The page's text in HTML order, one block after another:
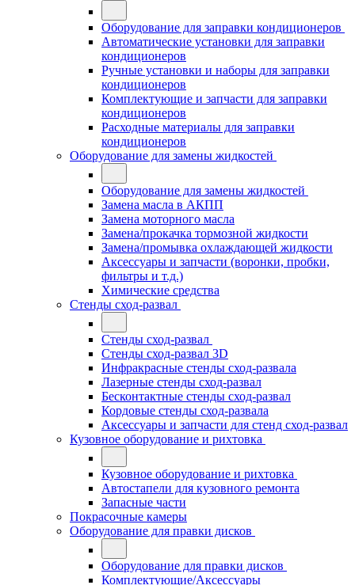
Оборудование для заправки кондиционеров
Автоматические установки для заправки
кондиционеров
Ручные установки и наборы для заправки
кондиционеров
Комплектующие и запчасти для заправки
кондиционеров
Расходные материалы для заправки
кондиционеров
Оборудование для замены жидкостей
Оборудование для замены жидкостей
Замена масла в АКПП
Замена моторного масла
Замена/прокачка тормозной жидкости
Замена/промывка охлаждающей жидкости
Аксессуары и запчасти (воронки, пробки,
фильтры и т.д.)
Химические средства
Стенды сход-развал
Стенды сход-развал
Стенды сход-развал 3D
Инфракрасные стенды сход-развала
Лазерные стенды сход-развал
Бесконтактные стенды сход-развал
Кордовые стенды сход-развала
Аксессуары и запчасти для стенд сход-развал
Кузовное оборудование и рихтовка
Кузовное оборудование и рихтовка
Автостапели для кузовного ремонта
Запасные части
Покрасочные камеры
Оборудование для правки дисков
Оборудование для правки дисков
Комплектующие/Аксессуары